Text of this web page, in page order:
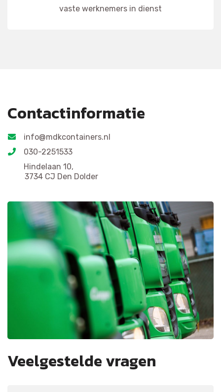
vaste werknemers in dienst
Contactinformatie
info@mdkcontainers.nl
030-2251533
Hindelaan 10,
3734 CJ Den Dolder
Veelgestelde vragen